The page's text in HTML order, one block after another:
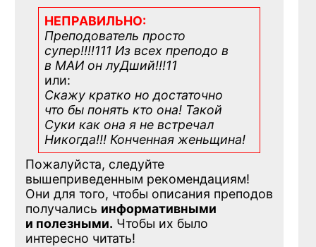
НЕПРАВИЛЬНО:
Преподователь просто
супер!!!!111 Из всех преподо в
в МАИ он луДший!!!11
или:
Скажу кратко но достаточно
что бы понять кто она! Такой
Суки как она я не встречал
Никогда!!! Конченная женьщина!
Пожалуйста, следуйте
вышеприведенным рекомендациям!
Они для того, чтобы описания преподов
получались информативными
и полезными. Чтобы их было
интересно читать!